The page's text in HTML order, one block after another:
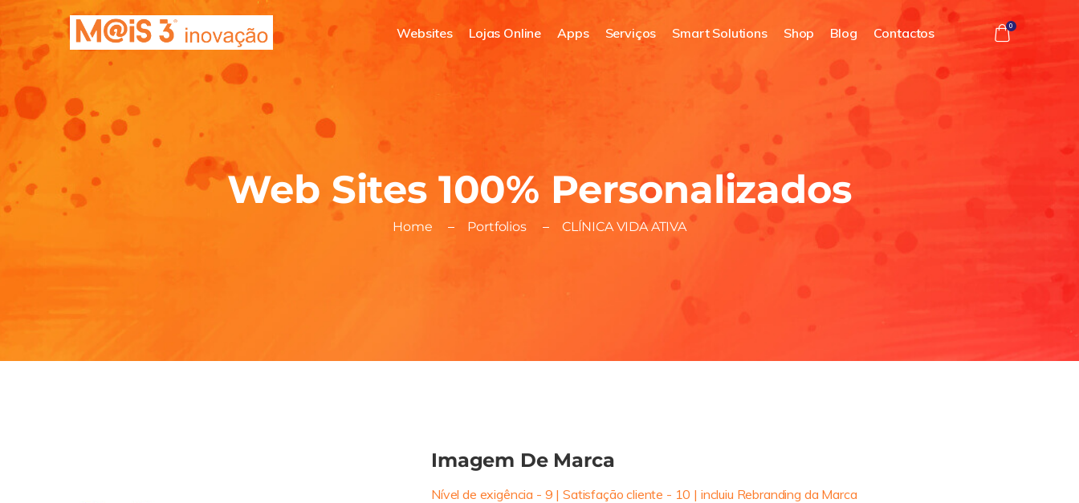
Websites Lojas Online Apps Serviços Smart Solutions Shop Blog Contactos 0
Web Sites 100% Personalizados
Home Portfolios CLÍNICA VIDA ATIVA
Imagem De Marca
Nível de exigência - 9 | Satisfação cliente - 10 | incluiu Rebranding da Marca